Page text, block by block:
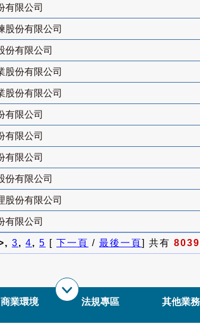
有限公司
股份有限公司
份有限公司
股份有限公司
股份有限公司
有限公司
有限公司
有限公司
份有限公司
股份有限公司
有限公司
3, 4, 5 [ 下一頁 / 最後一頁] 共有 8039
商業環境 法規專區 其他業務